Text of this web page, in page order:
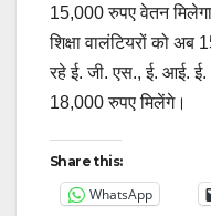
15,000 रुपए वेतन
शिक्षा वालंटियरों को
रहे ई. जी. एस., ई. आई.
18,000 रुपए मिलेंगे।
Share this:
WhatsApp